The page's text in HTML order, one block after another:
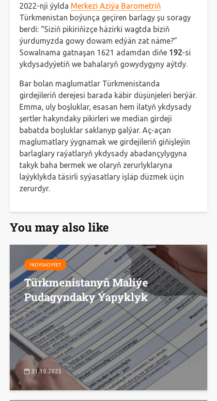
2022-nji ýylda Merkezi Aziýa Barometriň
Türkmenistan boýunça geçiren barlagy şu soragy
berdi: “Siziň pikiriňizçe häzirki wagtda biziň
ýurdumyzda gowy dowam edýän zat näme?”
Sowalnama gatnaşan 1621 adamdan diňe 192-si
ykdysadyýetiň we bahalaryň gowydygyny aýtdy.
Bar bolan maglumatlar Türkmenistanda
girdejileriň derejesi barada käbir düşünjeleri berýär.
Emma, uly boşluklar, esasan hem ilatyň ykdysady
şertler hakyndaky pikirleri we median girdeji
babatda boşluklar saklanyp galýar. Aç-açan
maglumatlary ýygnamak we girdejileriň giňişleýin
barlaglary raýatlaryň ykdysady abadançylygyna
takyk baha bermek we olaryň zerurlyklaryna
laýyklykda täsirli syýasatlary işläp düzmek üçin
zerurdyr.
You may also like
YKDYSADYÝET
Türkmenistanyň Maliýe
Pudagyndaky Ýapyklyk
31.10.2025